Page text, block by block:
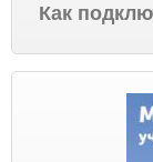
Как